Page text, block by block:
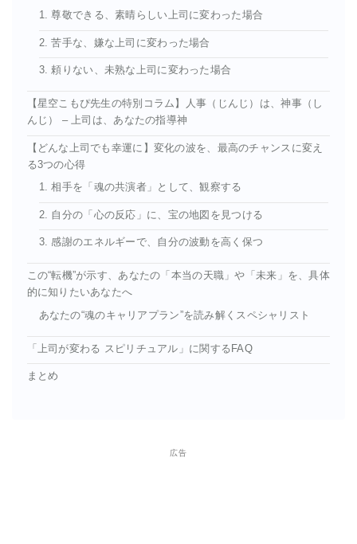
1. 尊敬できる、素晴らしい上司に変わった場合
2. 苦手な、嫌な上司に変わった場合
3. 頼りない、未熟な上司に変わった場合
【星空こもぴ先生の特別コラム】人事（じんじ）は、神事（し
んじ） – 上司は、あなたの指導神
【どんな上司でも幸運に】変化の波を、最高のチャンスに変え
る3つの心得
1. 相手を「魂の共演者」として、観察する
2. 自分の「心の反応」に、宝の地図を見つける
3. 感謝のエネルギーで、自分の波動を高く保つ
この“転機”が示す、あなたの「本当の天職」や「未来」を、具体
的に知りたいあなたへ
あなたの“魂のキャリアプラン”を読み解くスペシャリスト
「上司が変わる スピリチュアル」に関するFAQ
まとめ
広告